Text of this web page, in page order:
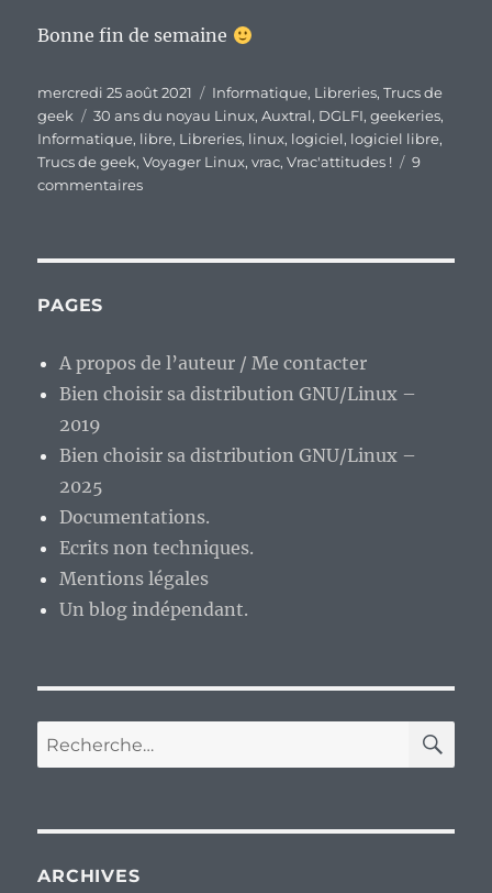
Bonne fin de semaine
Publié
le
mercredi 25 août 2021 Catégories
Informatique, Libreries,Trucs de
geek
Étiquettes
30 ans du noyau Linux,Auxtral, DGLFI,geekeries,
Informatique, libre, Libreries, linux, logiciel, logiciel libre,
Trucs de geek,Voyager Linux,vrac,Vrac'attitudes !
9
commentairessur
PAGES
A propos de l’auteur / Me contacter
Bien choisir sa distribution GNU/Linux –
2019
Bien choisir sa distribution GNU/Linux –
2025
Documentations.
Ecrits non techniques.
Mentions légales
Un blog indépendant.
Recherche
pour :
ARCHIVES